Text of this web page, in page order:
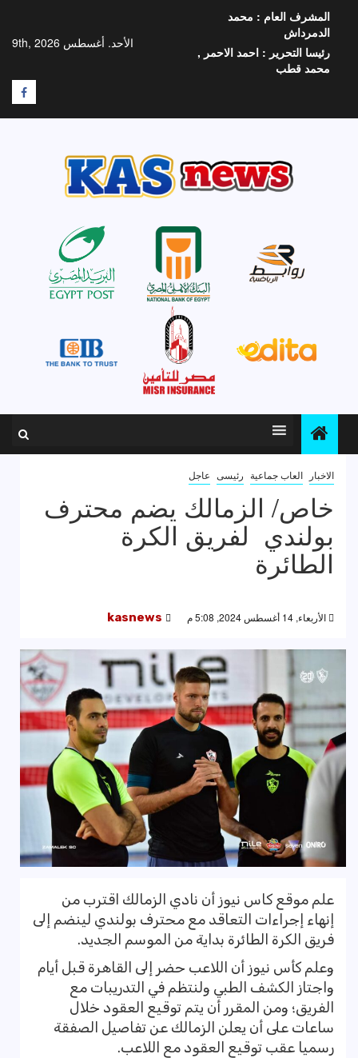
المحتوى
الأحد. أغسطس 9th, 2026
المشرف العام : محمد
الدمرداش
رئيسا التحرير : احمد الاحمر ,
محمد قطب
F
الاخبار العاب جماعية رئيسى عاجل
خاص/ الزمالك يضم محترف
بولندي لفريق الكرة
الطائرة
الأربعاء, 14 أغسطس 2024, 5:08 م kasnews
علم موقع كاس نيوز أن نادي الزمالك اقترب من
إنهاء إجراءات التعاقد مع محترف بولندي لينضم إلى
فريق الكرة الطائرة بداية من الموسم الجديد.
وعلم كأس نيوز أن اللاعب حضر إلى القاهرة قبل أيام
واجتاز الكشف الطبي ولنتظم في التدريبات مع
الفريق؛ ومن المقرر أن يتم توقيع العقود خلال
ساعات على أن يعلن الزمالك عن تفاصيل الصفقة
رسميا عقب توقيع العقود مع اللاعب.